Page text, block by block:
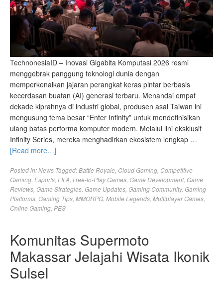
TechnonesiaID – Inovasi Gigabita Komputasi 2026 resmi
menggebrak panggung teknologi dunia dengan
memperkenalkan jajaran perangkat keras pintar berbasis
kecerdasan buatan (AI) generasi terbaru. Menandai empat
dekade kiprahnya di industri global, produsen asal Taiwan ini
mengusung tema besar “Enter Infinity” untuk mendefinisikan
ulang batas performa komputer modern. Melalui lini eksklusif
Infinity Series, mereka menghadirkan ekosistem lengkap …
[Read more…]
Posted in:News Tagged:Battle Royale Cloud Gaming Competitive
Gaming Esports FIFA Free-to-Play Games Game Development, Game
Reviews Game Strategies Game Updates Gaming Community, Gaming
Platforms Gaming Tips MMORPG Mobile Legends Multiplayer Games
Online Gaming PES
Komunitas Supermoto
Makassar Jelajahi Wisata Ikonik
Sulsel